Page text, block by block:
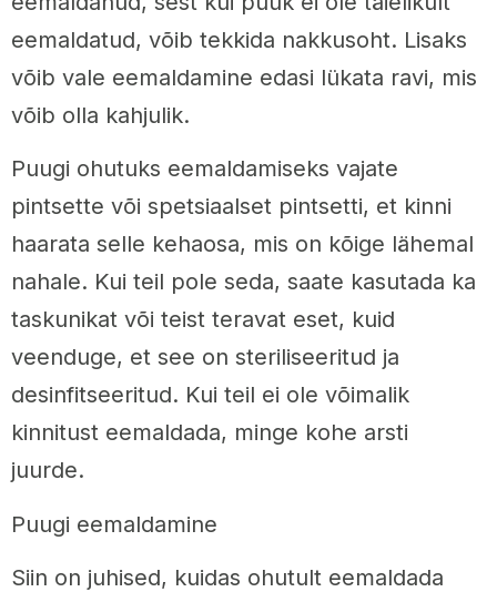
eemaldatud, võib tekkida nakkusoht. Lisaks
võib vale eemaldamine edasi lükata ravi, mis
võib olla kahjulik.
Puugi ohutuks eemaldamiseks vajate
pintsette või spetsiaalset pintsetti, et kinni
haarata selle kehaosa, mis on kõige lähemal
nahale. Kui teil pole seda, saate kasutada ka
taskunikat või teist teravat eset, kuid
veenduge, et see on steriliseeritud ja
desinfitseeritud. Kui teil ei ole võimalik
kinnitust eemaldada, minge kohe arsti
juurde.
Puugi eemaldamine
Siin on juhised, kuidas ohutult eemaldada